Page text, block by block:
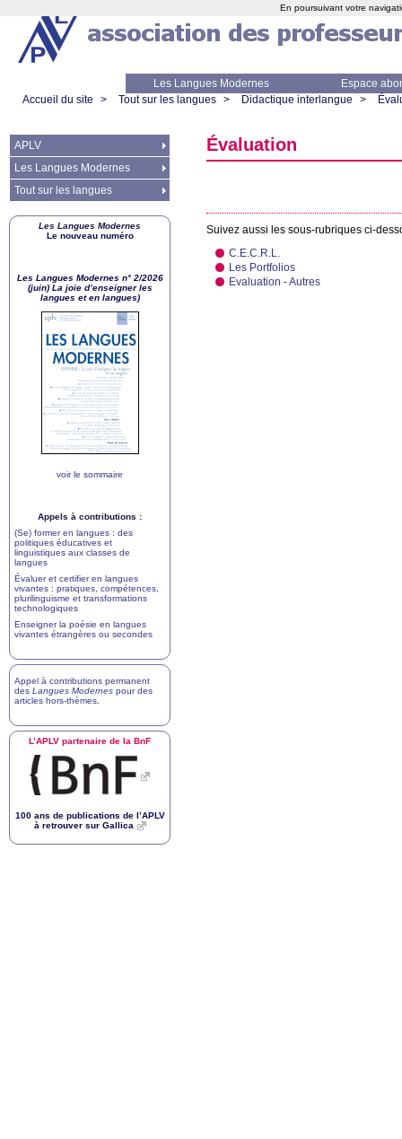
Les Langues Modernes
Espace
Accueil du site
> Tout sur les langues > Didactique interlangue >
Évaluation
Suivez aussi les sous-rubriques ci-
C.E.C.R.L.
Les Portfolios
Evaluation - Autres
APLV
Les Langues Modernes
Tout sur les langues
Les Langues Modernes
Le nouveau numéro
Les Langues Modernes n° 2/2026
(juin) La joie d’enseigner les
langues et en langues)
voir le sommaire
Appels à contributions :
(Se) former en langues : des
politiques éducatives et
linguistiques aux classes de
langues
Évaluer et certifier en langues
vivantes : pratiques, compétences,
plurilinguisme et transformations
technologiques
Enseigner la poésie en langues
vivantes étrangères ou secondes
Appel à contributions permanent
des Langues Modernes pour des
articles hors-thèmes
L’APLV partenaire de la BnF
100 ans de publications de l’APLV
à retrouver sur Gallica
En poursuivant votre